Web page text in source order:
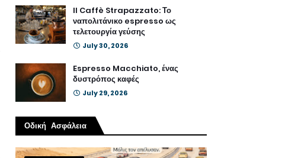
Il Caffè Strapazzato: Το
ναπολιτάνικο espresso ως
τελετουργία γεύσης
July 30, 2026
Espresso Macchiato, ένας
δυστρόπος καφές
July 29, 2026
Οδική Ασφάλεια